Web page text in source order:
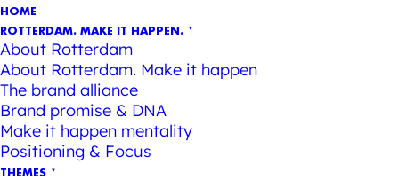
HOME
ROTTERDAM. MAKE IT HAPPEN.
About Rotterdam
About Rotterdam. Make it happen
The brand alliance
Brand promise & DNA
Make it happen mentality
Positioning & Focus
THEMES